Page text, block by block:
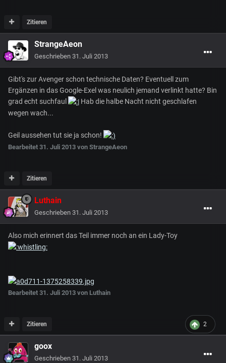
Zitieren
StrangeAeon
Geschrieben 31. Juli 2013
Gibt's zur Avenger schon technische Daten? Eventuell zum
Ergänzen in das Google-Exel was neulich jemand verlinkt hatte? Bin
grad echt suchfaul
Hab die halbe Nacht nicht geschlafen
wegen wach...
Geil aussehen tut sie ja schon!
Bearbeitet 31. Juli 2013 von StrangeAeon
Zitieren
Luthain
Geschrieben 31. Juli 2013
Also mich erinnert das Teil immer noch an ein Lady-Toy
Bearbeitet 31. Juli 2013 von Luthain
2
Zitieren
goox
Geschrieben 31. Juli 2013